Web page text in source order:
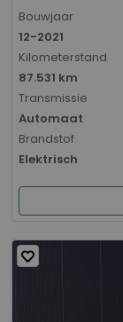
Bouwjaar
12-2021
Kilometerstand
87.531 km
Transmissie
Automaat
Brandstof
Elektrisch